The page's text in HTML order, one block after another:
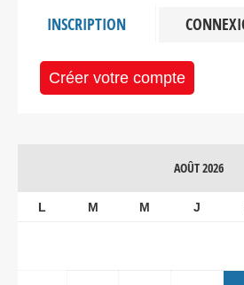
INSCRIPTION
Créer votre compte
AOÛT 2026
L M M J